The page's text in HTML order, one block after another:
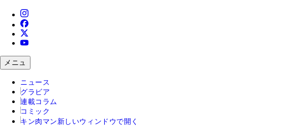
メニュ
ニュース
グラビア
連載コラム
コミック
キン肉マン 新しいウィンドウで開く